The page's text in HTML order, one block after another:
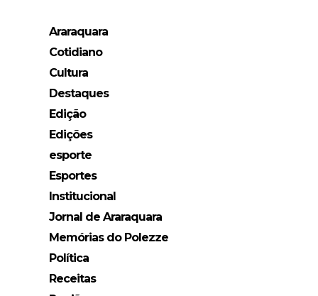
Araraquara
Cotidiano
Cultura
Destaques
Edição
Edições
esporte
Esportes
Institucional
Jornal de Araraquara
Memórias do Polezze
Política
Receitas